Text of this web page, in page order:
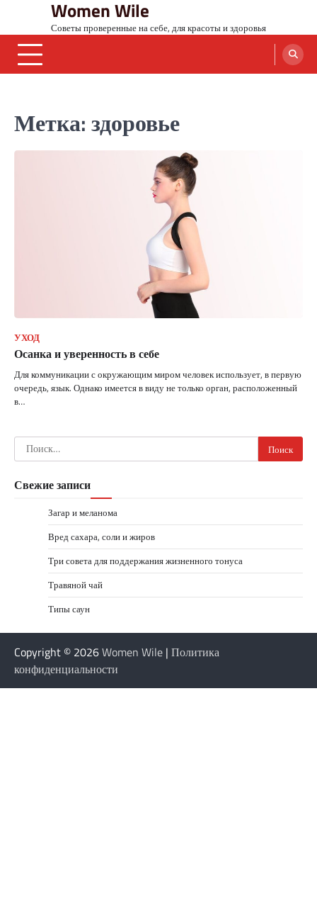
content
Women Wile
Советы проверенные на себе, для красоты и здоровья
Метка:здоровье
УХОД
Осанка и уверенность в себе
Для коммуникации с окружающим миром человек использует, в первую
очередь, язык. Однако имеется в виду не только орган, расположенный
в…
Найти:
Свежие записи
Загар и меланома
Вред сахара, соли и жиров
Три совета для поддержания жизненного тонуса
Травяной чай
Типы саун
Copyright © 2026Women Wile | Политика
конфиденциальности